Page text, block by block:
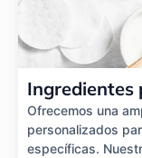
Ingredientes
Ofrecemos una
personalizados
específicas.